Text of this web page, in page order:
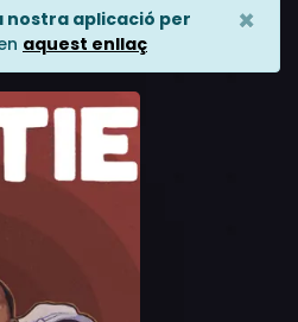
nostra aplicació per
aquest enllaç
×